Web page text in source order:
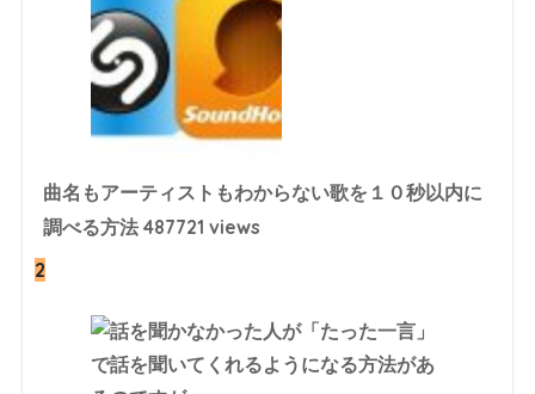
曲名もアーティストもわからない歌を１０秒以内に
調べる方法 487721 views
2